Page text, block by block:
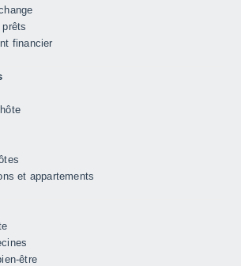
financier
et appartements
être